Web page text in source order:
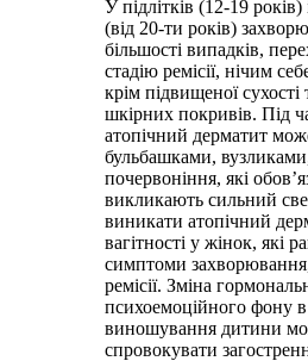
У підлітків (12-19
(від 20-ти років)
більшості випадків,
стадію ремісії, нічим
крім підвищеної
шкірних покривів. Під
атопічний дерматит
бульбашками,
почервоніння, які
викликають сильний
виникати атопічний
вагітності у жінок, які
симптоми
ремісії. Зміна
психоемоційного фону в
виношування дитини
спровокувати